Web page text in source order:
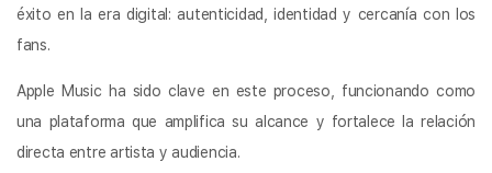
éxito en la era digital: autenticidad, identidad y cercanía con los
fans.
Apple Music ha sido clave en este proceso, funcionando como
una plataforma que amplifica su alcance y fortalece la relación
directa entre artista y audiencia.